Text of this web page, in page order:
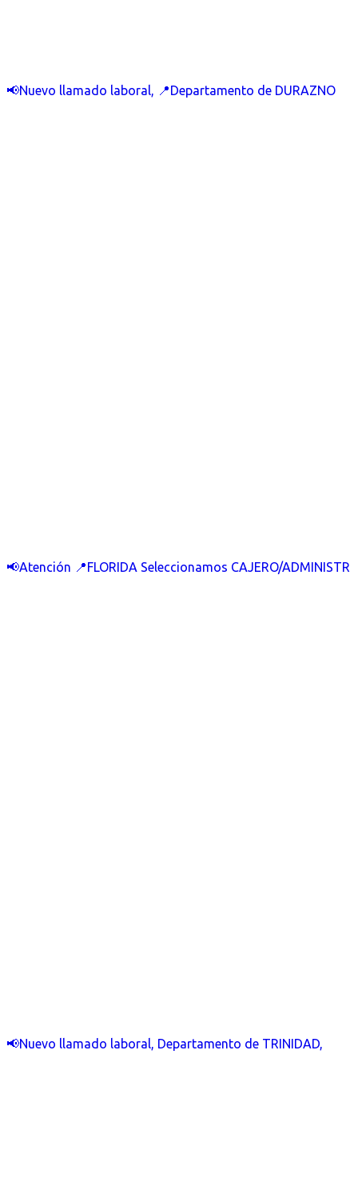
📢Nuevo llamado laboral, 📍Departamento de DURAZNO
📢Atención 📍FLORIDA Seleccionamos CAJERO/ADMINISTR
📢Nuevo llamado laboral, Departamento de TRINIDAD,